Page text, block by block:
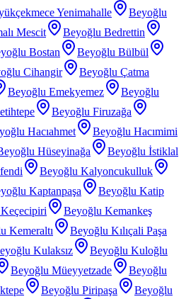
Yenimahalle
Beyoğlu
Mescit
Beyoğlu Bedrettin
Bostan
Beyoğlu Bülbül
Cihangir
Beyoğlu Çatma
Beyoğlu Emekyemez
Beyoğlu
Beyoğlu Firuzağa
Hacıahmet
Beyoğlu Hacımimi
Hüseyinağa
Beyoğlu İstiklal
Beyoğlu Kalyoncukulluk
Kaptanpaşa
Beyoğlu Katip
Beyoğlu Kemankeş
Kemeraltı
Beyoğlu Kılıçali Paşa
Kulaksız
Beyoğlu Kuloğlu
Beyoğlu Müeyyetzade
Beyoğlu
Beyoğlu Piripaşa
Beyoğlu